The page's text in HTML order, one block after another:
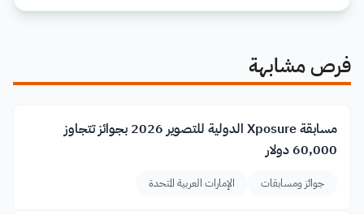
فرص مشابهة
مسابقة Xposure الدولية للتصوير 2026 بجوائز تتجاوز
60,000 دولار
جوائز ومسابقات الإمارات العربية المتحدة